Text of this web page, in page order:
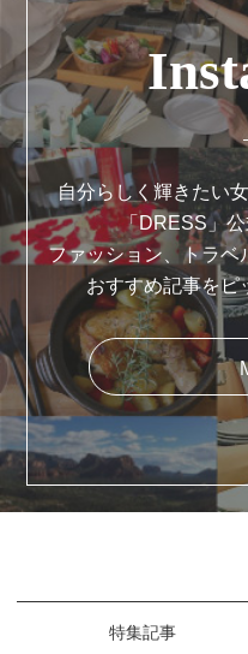
自分らしく輝きたい
「DRESS」
ファッション、トラベ
おすすめ記事をピ
特集記事